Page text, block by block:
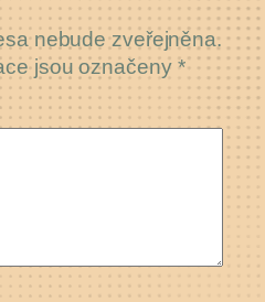
nebude zveřejněna.
jsou označeny *